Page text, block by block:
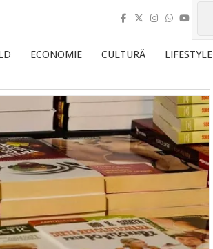
ECONOMIE CULTURĂ LIFESTYLE